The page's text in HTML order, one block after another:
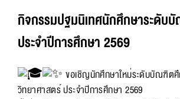
กิจกรรมปฐมนิเทศนักศึกษาระดับ
ประจำปีการศึกษา 2569
ขอเชิญนักศึกษาใหม่ระดับบัณฑิต
วิทยาศาสตร์ ประจำปีการศึกษา 2569